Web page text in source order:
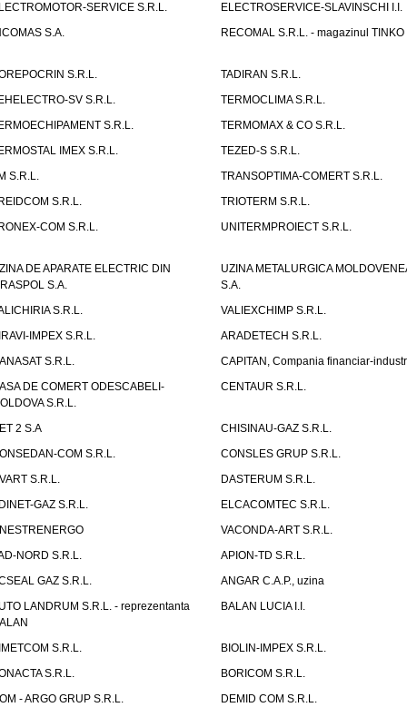
SERVICE S.R.L.
ELECTROSERVICE-SLAVINSCHI I.I.
S.A.
RECOMAL S.R.L. - magazinul TINKO
S.R.L.
TADIRAN S.R.L.
SV S.R.L.
TERMOCLIMA S.R.L.
S.R.L.
TERMOMAX & CO S.R.L.
IMEX S.R.L.
TEZED-S S.R.L.
S.R.L.
TRANSOPTIMA-COMERT S.R.L.
S.R.L.
TRIOTERM S.R.L.
COM S.R.L.
UNITERMPROIECT S.R.L.
DE APARATE ELECTRIC DIN
S.A.
UZINA METALURGICA
S.A.
S.R.L.
VALIEXCHIMP S.R.L.
IMPEX S.R.L.
ARADETECH S.R.L.
S.R.L.
CAPITAN, Compania financiar-
DE COMERT ODESCABELI-
S.R.L.
CENTAUR S.R.L.
2 S.A
CHISINAU-GAZ S.R.L.
COM S.R.L.
CONSLES GRUP S.R.L.
S.R.L.
DASTERUM S.R.L.
GAZ S.R.L.
ELCACOMTEC S.R.L.
VACONDA-ART S.R.L.
NORD S.R.L.
APION-TD S.R.L.
GAZ S.R.L.
ANGAR C.A.P., uzina
LANDRUM S.R.L. - reprezentanta
BALAN LUCIA I.I.
S.R.L.
BIOLIN-IMPEX S.R.L.
S.R.L.
BORICOM S.R.L.
- ARGO GRUP S.R.L.
DEMID COM S.R.L.